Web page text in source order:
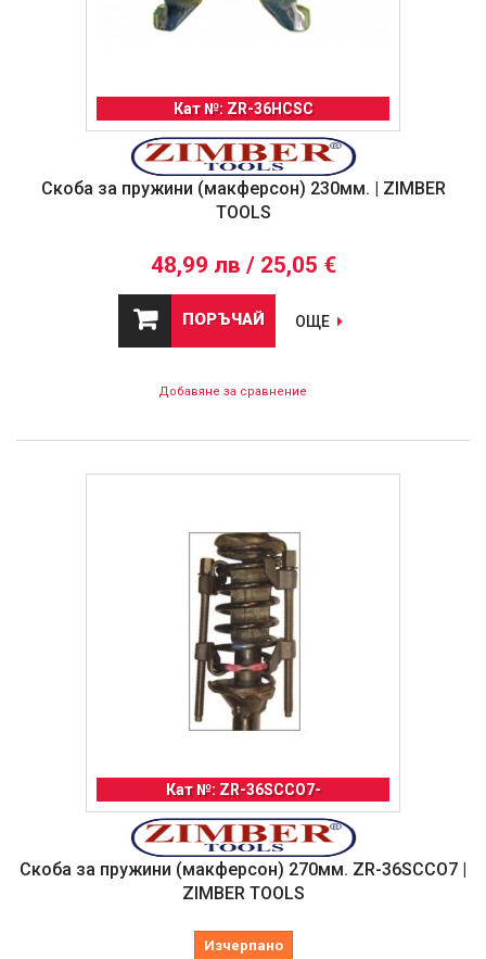
Кат №: ZR-36HCSC
Скоба за пружини (макферсон) 230мм. | ZIMBER
TOOLS
48,99 лв / 25,05 €
ПОРЪЧАЙ ОЩЕ
Добавяне за сравнение
Кат №: ZR-36SCCO7-
Скоба за пружини (макферсон) 270мм. ZR-36SCCO7 |
ZIMBER TOOLS
Изчерпано